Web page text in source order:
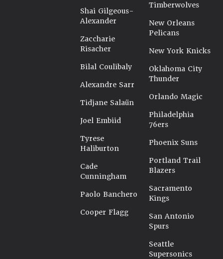
Shai Gilgeous-
Alexander
Zaccharie
Risacher
Bilal Coulibaly
Alexandre Sarr
Tidjane Salaün
Joel Embiid
Tyrese
Haliburton
Cade
Cunningham
Paolo Banchero
Cooper Flagg
Timberwolves
New Orleans
Pelicans
New York Knicks
Oklahoma City
Thunder
Orlando Magic
Philadelphia
76ers
Phoenix Suns
Portland Trail
Blazers
Sacramento
Kings
San Antonio
Spurs
Seattle
Supersonics